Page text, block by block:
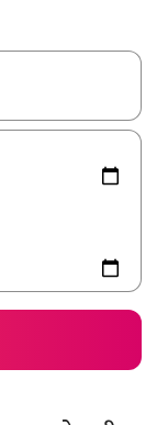
इस्तेमाल करके नेविगेट